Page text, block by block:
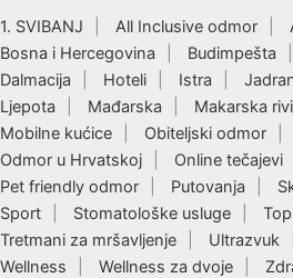
1. SVIBANJ All Inclusive odmor
Bosna i Hercegovina
Budimpešta
Dalmacija
Hoteli Istra
Ljepota
Mađarska Makarska
Mobilne kućice
Obiteljski odmor
Odmor u Hrvatskoj
Online tečajevi
Pet friendly odmor
Putovanja
Sport
Stomatološke usluge
Tretmani za mršavljenje
Ultrazvuk
Wellness
Wellness za dvoje